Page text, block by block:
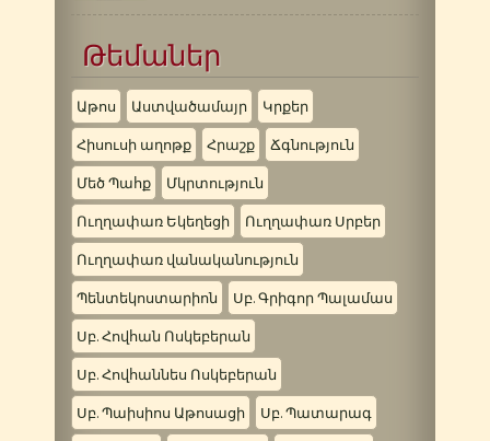
Թեմաներ
Աթոս Աստվածամայր Կրքեր
Հիսուսի աղոթք Հրաշք Ճգնություն
Մեծ Պահք Մկրտություն
Ուղղափառ Եկեղեցի Ուղղափառ Սրբեր
Ուղղափառ վանականություն
Պենտեկոստարիոն Սբ. Գրիգոր Պալամաս
Սբ. Հովհան Ոսկեբերան
Սբ. Հովհաննես Ոսկեբերան
Սբ. Պաիսիոս Աթոսացի Սբ. Պատարագ